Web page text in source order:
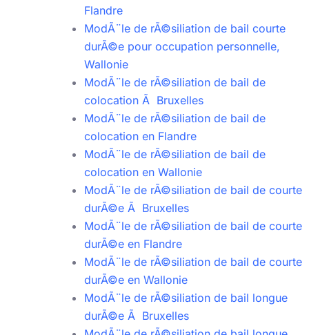
Flandre
ModÃ¨le de rÃ©siliation de bail courte
durÃ©e pour occupation personnelle,
Wallonie
ModÃ¨le de rÃ©siliation de bail de
colocation Ã Bruxelles
ModÃ¨le de rÃ©siliation de bail de
colocation en Flandre
ModÃ¨le de rÃ©siliation de bail de
colocation en Wallonie
ModÃ¨le de rÃ©siliation de bail de courte
durÃ©e Ã Bruxelles
ModÃ¨le de rÃ©siliation de bail de courte
durÃ©e en Flandre
ModÃ¨le de rÃ©siliation de bail de courte
durÃ©e en Wallonie
ModÃ¨le de rÃ©siliation de bail longue
durÃ©e Ã Bruxelles